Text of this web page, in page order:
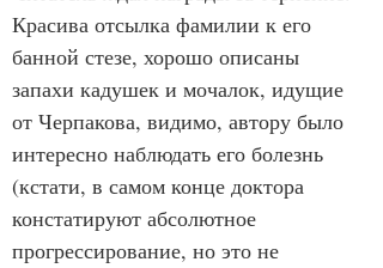
Красива отсылка фамилии к его
банной стезе, хорошо описаны
запахи кадушек и мочалок, идущие
от Черпакова, видимо, автору было
интересно наблюдать его болезнь
(кстати, в самом конце доктора
констатируют абсолютное
прогрессирование, но это не